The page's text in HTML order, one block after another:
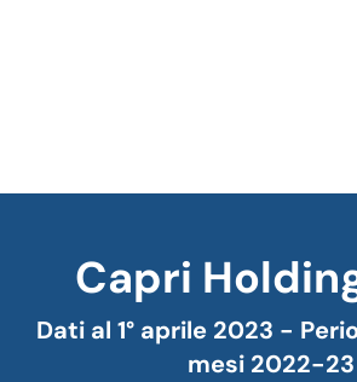
Capri
Dati al 1° aprile 2023 -
mesi 2022-23
Tu sei qui: